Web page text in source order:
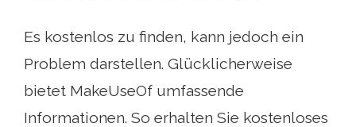
Es kostenlos zu finden, kann jedoch ein
Problem darstellen. Glücklicherweise
bietet MakeUseOf umfassende
Informationen. So erhalten Sie kostenloses